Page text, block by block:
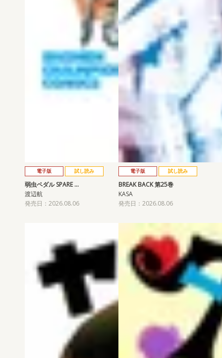
電子版 試し読み
弱虫ペダル SPARE …
渡辺航
発売日：2026.08.06
電子版 試し読み
BREAK BACK 第25巻
KASA
発売日：2026.08.06